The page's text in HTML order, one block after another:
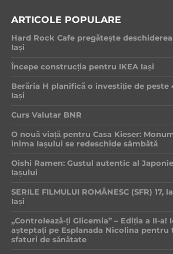
ARTICOLE POPULARE
Hard Rock Cafe pregătește
Iași
Începe construcția pentru IKEA Iași
Berăria H planifică o investiție de peste
Iași
Curs Valutar BNR
O nouă viață pentru Casa Kieser:
inima Iașului se redeschide sâmbătă
Oishi Ramen: Gustul autentic al
Iașului
SERILE FILMULUI ROMÂNESC (SFR)
Iași
„Controlează-ți Glicemia” – Ediția a II-a!
așteptați pe Esplanada Nicolina pentru
sfaturi de sănătate